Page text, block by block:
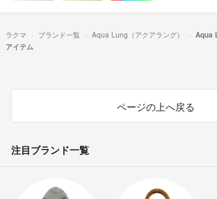
ラクマ ブランド一覧 Aqua Lung（アクアラング）
Aqua
アイテム
ページの上へ戻る
注目ブランド一覧